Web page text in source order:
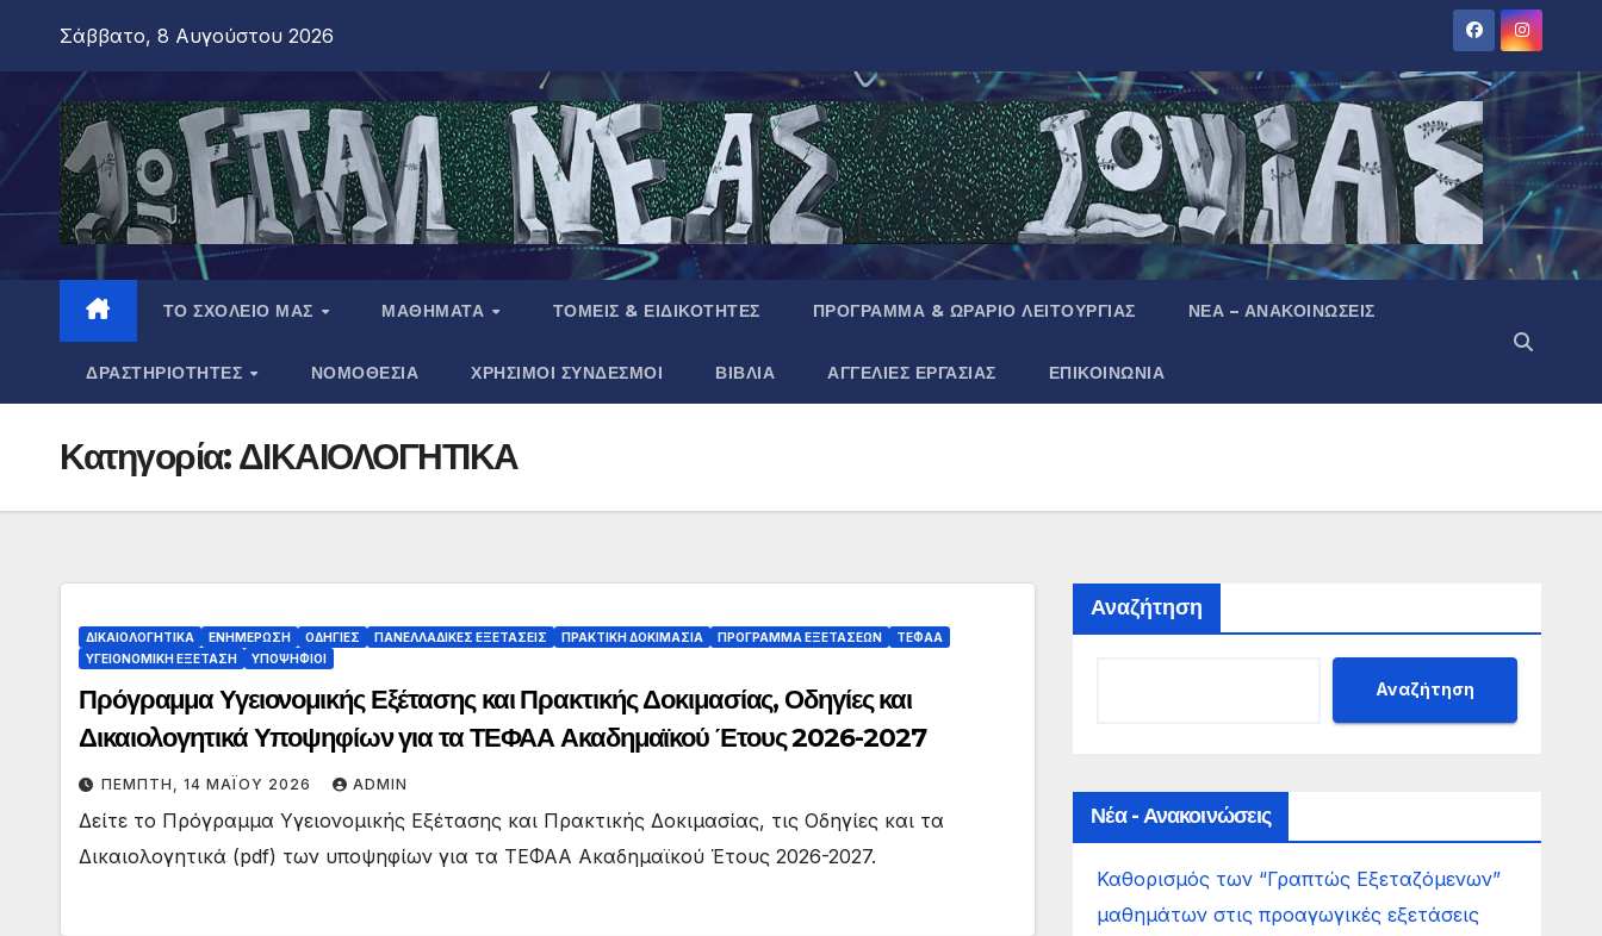
Σάββατο, 8 Αυγούστου 2026
ΤΟ ΣΧΟΛΕΙΟ ΜΑΣ ΜΑΘΗΜΑΤΑ ΤΟΜΕΙΣ & ΕΙΔΙΚΟΤΗΤΕΣ ΠΡΟΓΡΑΜΜΑ & ΩΡΑΡΙΟ ΛΕΙΤΟΥΡΓΙΑΣ ΝΕΑ – ΑΝΑΚΟΙΝΩΣΕΙΣ
ΔΡΑΣΤΗΡΙΟΤΗΤΕΣ ΝΟΜΟΘΕΣΙΑ ΧΡΗΣΙΜΟΙ ΣΥΝΔΕΣΜΟΙ ΒΙΒΛΙΑ ΑΓΓΕΛΙΕΣ ΕΡΓΑΣΙΑΣ ΕΠΙΚΟΙΝΩΝΙΑ
Κατηγορία:ΔΙΚΑΙΟΛΟΓΗΤΙΚΑ
ΔΙΚΑΙΟΛΟΓΗΤΙΚΑ ΕΝΗΜΕΡΩΣΗ ΟΔΗΓΙΕΣ ΠΑΝΕΛΛΑΔΙΚΕΣ ΕΞΕΤΑΣΕΙΣ ΠΡΑΚΤΙΚΗ ΔΟΚΙΜΑΣΙΑ ΠΡΟΓΡΑΜΜΑ ΕΞΕΤΑΣΕΩΝ
ΤΕΦΑΑ
ΥΓΕΙΟΝΟΜΙΚΗ ΕΞΕΤΑΣΗ
ΥΠΟΨΗΦΙΟΙ
Πρόγραμμα Υγειονομικής Εξέτασης και Πρακτικής Δοκιμασίας, Οδηγίες και
Δικαιολογητικά Υποψηφίων για τα ΤΕΦΑΑ Ακαδημαϊκού Έτους 2026-2027
ΠΈΜΠΤΗ, 14 ΜΑΪ́ΟΥ 2026 ADMIN
Δείτε το Πρόγραμμα Υγειονομικής Εξέτασης και Πρακτικής Δοκιμασίας, τις Οδηγίες και τα
Δικαιολογητικά (pdf) των υποψηφίων για τα ΤΕΦΑΑ Ακαδημαϊκού Έτους 2026-2027.
Αναζήτηση
Αναζήτηση
Νέα - Ανακοινώσεις
Καθορισμός των “Γραπτώς Εξεταζόμενων”
μαθημάτων στις προαγωγικές εξετάσεις